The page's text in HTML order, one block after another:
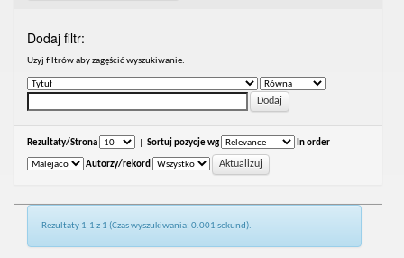
Dodaj filtr:
Uzyj filtrów aby zagęścić wyszukiwanie.
Rezultaty/Strona Sortuj pozycje wg In order
Autorzy/rekord
Rezultaty 1-1 z 1 (Czas wyszukiwania: 0.001 sekund).